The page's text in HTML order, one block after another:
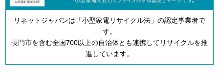
リネットジャパンは「小型家電リサイクル法」の認定事業者で
す。
長門市を含む全国700以上の自治体とも連携してリサイクルを推
進しています。